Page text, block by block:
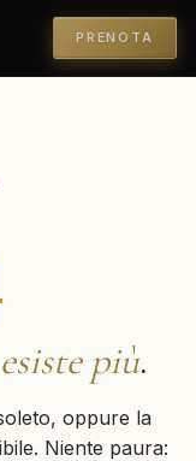
PRENOTA
più.
oppure la
Niente paura: